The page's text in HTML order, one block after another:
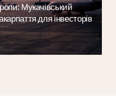
Мукачівський
для інвесторів